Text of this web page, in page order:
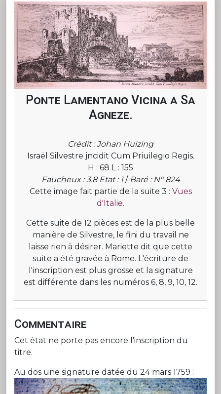
Ponte Lamentano Vicina a Sa
Agneze.
Crédit : Johan Huizing
Israël Silvestre jncidit Cum Priuilegio Regis.
H : 68 L : 155
Faucheux : 3.8 Etat : 1/ Baré : N° 824
Cette image fait partie de la suite 3 : Vues
d'Italie.
Cette suite de 12 pièces est de la plus belle
manière de Silvestre, le fini du travail ne
laisse rien à désirer. Mariette dit que cette
suite a été gravée à Rome. L'écriture de
l'inscription est plus grosse et la signature
est différente dans les numéros 6, 8, 9, 10, 12.
Commentaire
Cet état ne porte pas encore l'inscription du
titre.
Au dos une signature datée du 24 mars 1759 :